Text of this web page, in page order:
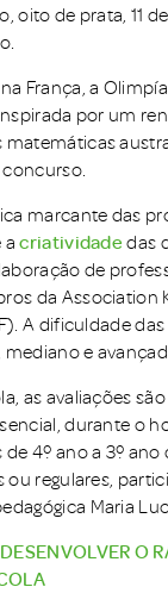
oito de prata, 11
França, a
por um
marcante das
acriatividade das
de
da Association
A dificuldade
e
as avaliações
durante o
4º ano a 3º ano
regulares,
Maria
O